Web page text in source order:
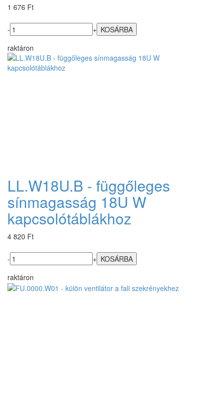
1 676 Ft
-
+
raktáron
LL.W18U.B - függőleges
sínmagasság 18U W
kapcsolótáblákhoz
4 820 Ft
-
+
raktáron